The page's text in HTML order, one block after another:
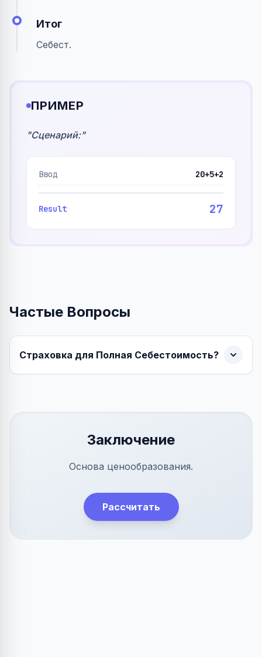
Итог
Себест.
ПРИМЕР
"Сценарий:"
Ввод 20+5+2
Result 27
Частые Вопросы
Страховка для Полная Себестоимость?
Заключение
Основа ценообразования.
Рассчитать